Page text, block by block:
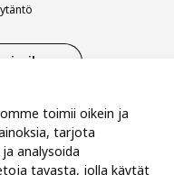
toimii oikein ja
tarjota
analysoida
tavasta, jolla käytät